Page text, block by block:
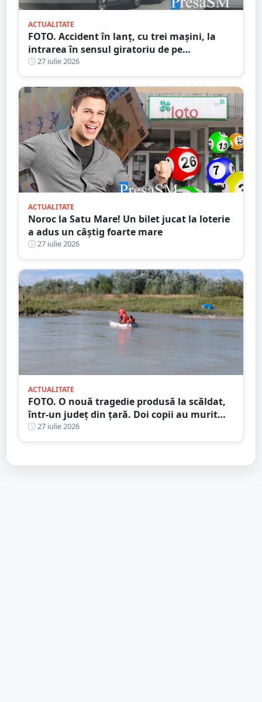
ACTUALITATE
FOTO. Accident în lanț, cu trei mașini, la
intrarea în sensul giratoriu de pe
bulevardul Lucian Blaga - Micro 17
27 iulie 2026
ACTUALITATE
Noroc la Satu Mare! Un bilet jucat la loterie
a adus un câștig foarte mare
27 iulie 2026
ACTUALITATE
FOTO. O nouă tragedie produsă la scăldat,
într-un județ din țară. Doi copii au murit
încercând să își salveze sora
27 iulie 2026